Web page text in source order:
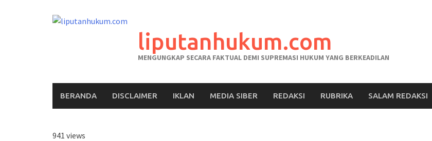
liputanhukum.com
MENGUNGKAP SECARA FAKTUAL DEMI SUPREMASI HUKUM YANG BERKEADILAN
BERANDA DISCLAIMER IKLAN MEDIA SIBER REDAKSI RUBRIKA SALAM REDAKSI
941 views